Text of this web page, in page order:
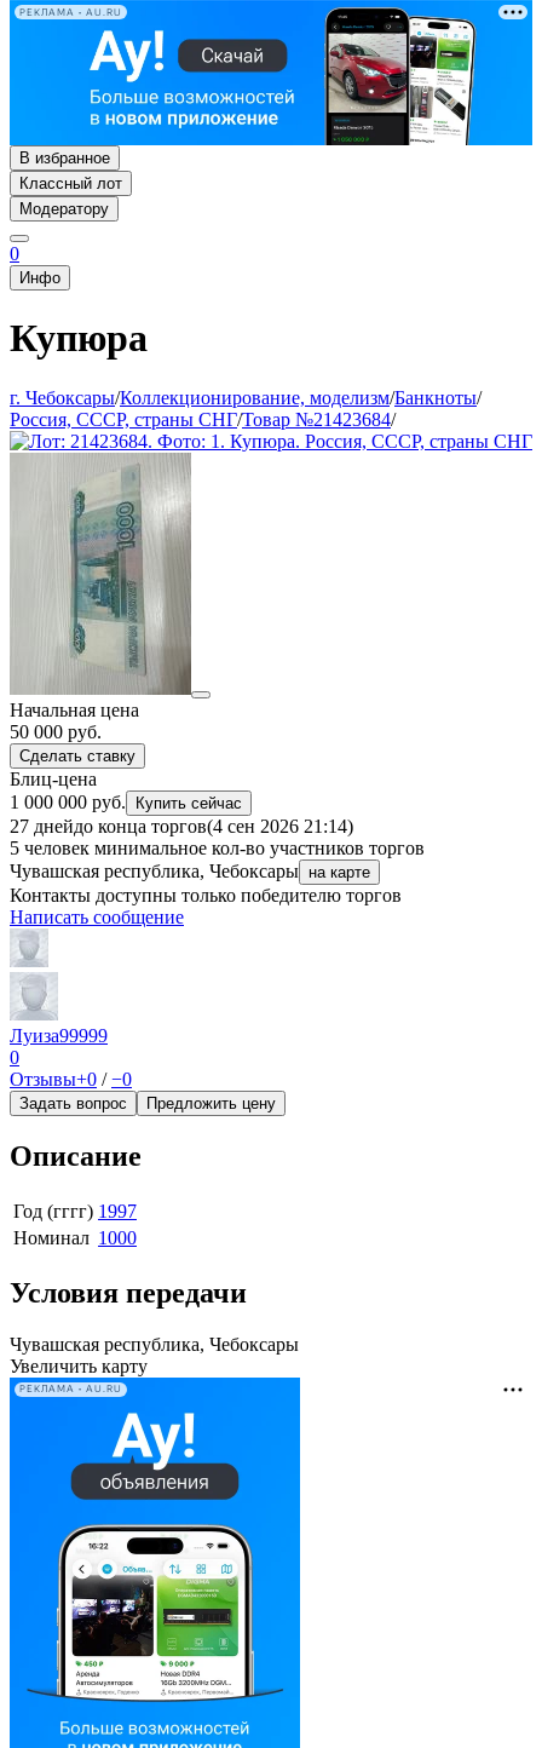
РЕКЛАМА • AU.RU
В избранное
Классный лот
Модератору
0
Инфо
Купюра
г. Чебоксары/Коллекционирование, моделизм/Банкноты/
Россия, СССР, страны СНГ/Товар №21423684/
Начальная цена
50 000 руб.
Сделать ставку
Блиц-цена
1 000 000 руб.
Купить сейчас
27 днейдо конца торгов(4 сен 2026 21:14)
5 человек минимальное кол-во участников торгов
Чувашская республика, Чебоксары на карте
Контакты доступны только победителю торгов
Написать сообщение
Луиза99999
0
Отзывы+0 /−0
Задать вопрос Предложить цену
Описание
Год (гггг) 1997
Номинал 1000
Условия передачи
Чувашская республика, Чебоксары
Увеличить карту
РЕКЛАМА • AU.RU